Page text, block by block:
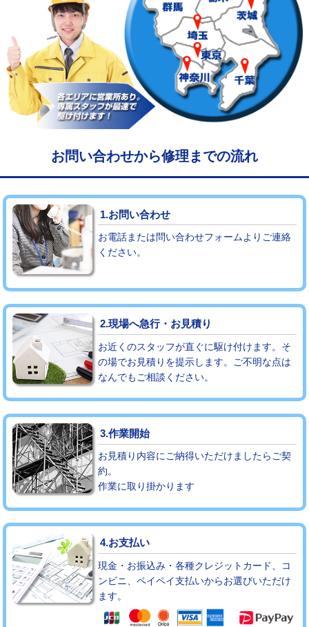
給水管工事※（ライニング鋼管・銅
管・ポリ管・HT管使用/3ｍまで)
44,000円
給水管工事※（ライニング鋼管・銅
管・ポリ管・HT管使用/3ｍ超え)
+8,800円
マス交換（土の掘削・埋め戻し作業） 11,000円~
マス交換（深さ50㎝未満） 55,000円
マス交換（深さ50㎝以上） 66,000円
コンクリート斫り（厚さ10㎝まで） 27,500円
コンクリート斫り（厚さ10㎝超え）
モルタル補修（厚さ10㎝まで） 27,500円
モルタル補修（厚さ10㎝超え）
追加人工 16,500円
廃棄・処分 現場見積
※給水管工事は20mmまでの価格です。
お問い合わせから修理までの流れ
1.お問い合わせ
お電話または問い合わせフォームよりご連絡
ください。
2.現場へ急行・お見積り
お近くのスタッフが直ぐに駆け付けます。そ
の場でお見積りを提示します。ご不明な点は
なんでもご相談ください。
3.作業開始
お見積り内容にご納得いただけましたらご契
約。
作業に取り掛かります
4.お支払い
現金・お振込み・各種クレジットカード、コ
ンビニ、ペイペイ支払いからお選びいただけ
ます。